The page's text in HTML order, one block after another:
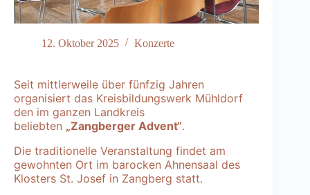
12. Oktober 2025 Konzerte
Seit mittlerweile über fünfzig Jahren
organisiert das Kreisbildungswerk Mühldorf
den im ganzen Landkreis
beliebten „Zangberger Advent“.
Die traditionelle Veranstaltung findet am
gewohnten Ort im barocken Ahnensaal des
Klosters St. Josef in Zangberg statt.